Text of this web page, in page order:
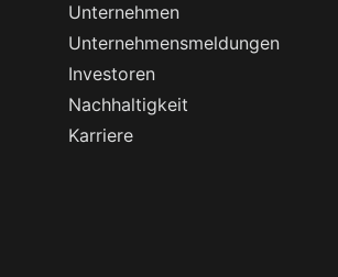
Unternehmen
Unternehmensmeldungen
Investoren
Nachhaltigkeit
Karriere